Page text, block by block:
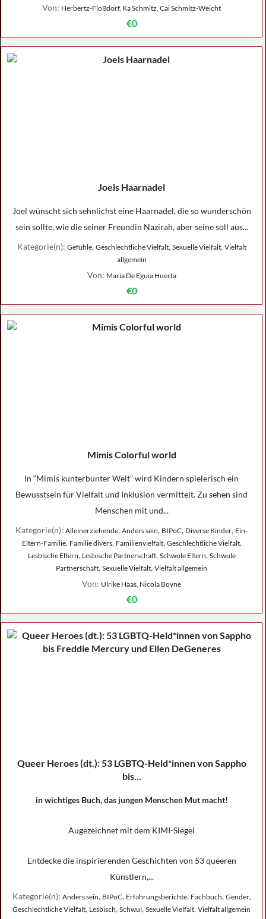
Von: Herbertz-Floßdorf, Ka Schmitz, Cai Schmitz-Weicht
€0
Joels Haarnadel
Joel wünscht sich sehnlichst eine Haarnadel, die so wunderschön
sein sollte, wie die seiner Freundin Nazirah, aber seine soll aus...
Kategorie(n): Gefühle, Geschlechtliche Vielfalt, Sexuelle Vielfalt, Vielfalt
allgemein
Von: Maria De Eguia Huerta
€0
Mimis Colorful world
In “Mimis kunterbunter Welt” wird Kindern spielerisch ein
Bewusstsein für Vielfalt und Inklusion vermittelt. Zu sehen sind
Menschen mit und...
Kategorie(n): Alleinerziehende, Anders sein, BIPoC, Diverse Kinder, Ein-
Eltern-Familie, Familie divers, Familienvielfalt, Geschlechtliche Vielfalt,
Lesbische Eltern, Lesbische Partnerschaft, Schwule Eltern, Schwule
Partnerschaft, Sexuelle Vielfalt, Vielfalt allgemein
Von: Ulrike Haas, Nicola Boyne
€0
Queer Heroes (dt.): 53 LGBTQ-Held*innen von Sappho
bis...
in wichtiges Buch, das jungen Menschen Mut macht!
Augezeichnet mit dem KIMI-Siegel
Entdecke die inspirierenden Geschichten von 53 queeren
Künstlern,...
Kategorie(n): Anders sein, BIPoC, Erfahrungsberichte, Fachbuch, Gender,
Geschlechtliche Vielfalt, Lesbisch, Schwul, Sexuelle Vielfalt, Vielfalt allgemein